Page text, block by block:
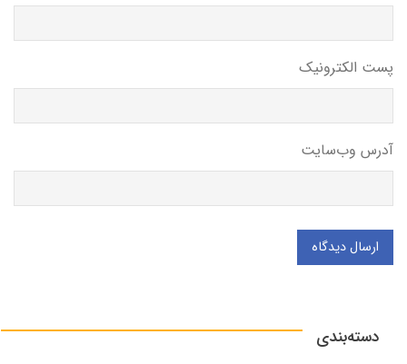
پست الکترونیک
آدرس وب‌سایت
ارسال دیدگاه
دسته‌بندی